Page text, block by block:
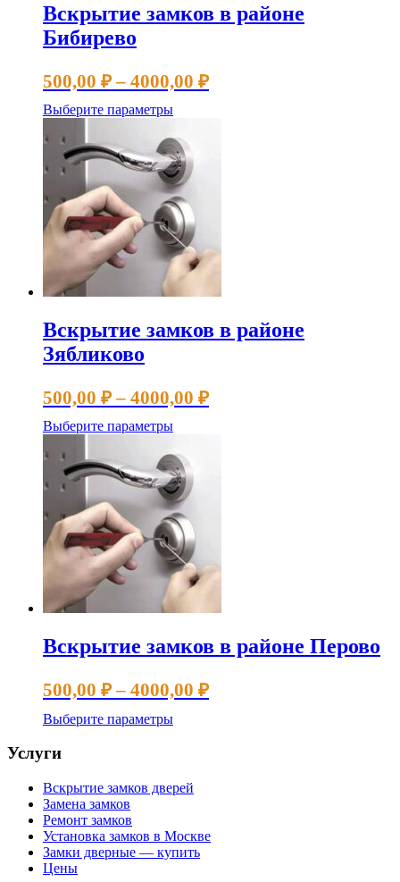
Вскрытие замков в районе
Бибирево
500,00 ₽ – 4000,00 ₽Диапазон
Выберите параметрыЭтот
имеет
несколько
вариаций.
Опции
можно
выбрать
на
странице
товара.
Вскрытие замков в районе
Зябликово
500,00 ₽ – 4000,00 ₽Диапазон
Выберите параметрыЭтот
имеет
несколько
вариаций.
Опции
можно
выбрать
на
странице
товара.
Вскрытие замков в районе Перово
500,00 ₽ – 4000,00 ₽Диапазон
Выберите параметрыЭтот
вариаций.
Опции
выбрать
на
странице
Услуги
Вскрытие замков дверей
Замена замков
Ремонт замков
Установка замков в Москве
Замки дверные — купить
Цены